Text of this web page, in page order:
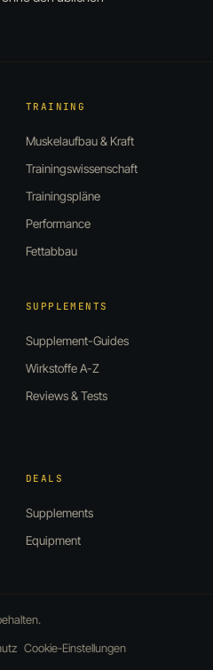
TRAINING
Muskelaufbau & Kraft
Trainingswissenschaft
Trainingspläne
Performance
Fettabbau
SUPPLEMENTS
Supplement-Guides
Wirkstoffe A-Z
Reviews & Tests
DEALS
Supplements
Equipment
Cookie-Einstellungen